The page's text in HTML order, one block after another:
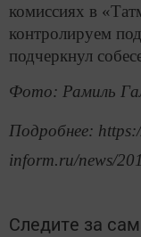
комиссиях в
контролируем
подчеркнул
Фото: Рамиль
Подробнее:
inform.ru/news/
Следите за